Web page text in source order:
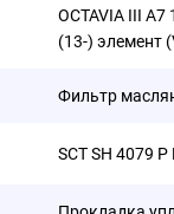
OCTAVIA III A7
(13-) элемент
Фильтр
SCT SH 4079